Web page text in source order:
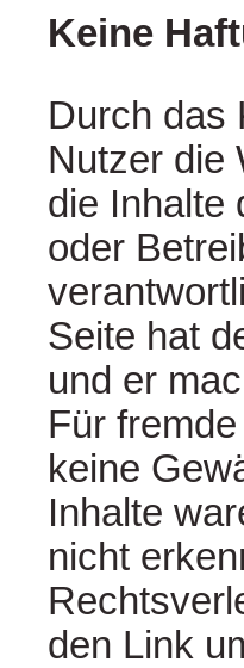
Keine
Durch das
Nutzer die
die Inhalte
oder
Seite hat
und er
Für
keine
Inhalte
nicht
den Link